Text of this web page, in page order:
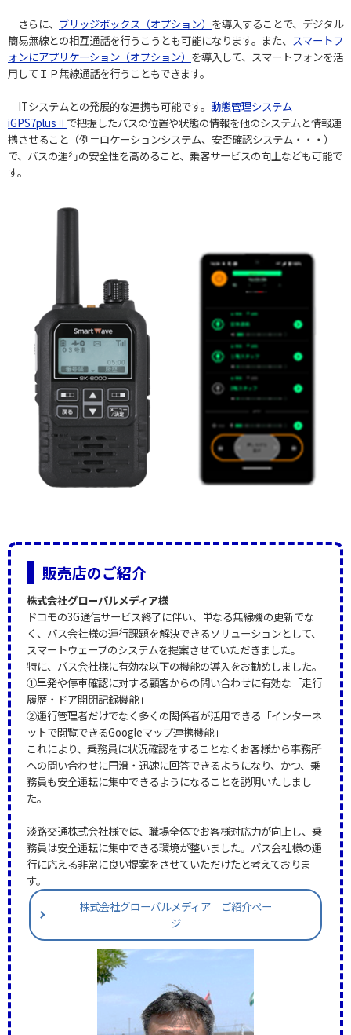
さらに、 ブリッジボックス（オプション） を導入することで、デジタル
簡易無線との相互通話を行うこうとも可能になります。また、 スマートフ
ォンにアプリケーション（オプション） を導入して、スマートフォンを活
用してＩＰ無線通話を行うこともできます。
ITシステムとの発展的な連携も可能です。 動態管理システム
iGPS7plusⅡ で把握したバスの位置や状態の情報を他のシステムと情報連
携させること（例＝ロケーションシステム、安否確認システム・・・）
で、バスの運行の安全性を高めること、乗客サービスの向上なども可能で
す。
販売店のご紹介
株式会社グローバルメディア様
ドコモの3G通信サービス終了に伴い、単なる無線機の更新でな
く、バス会社様の運行課題を解決できるソリューションとして、
スマートウェーブのシステムを提案させていただきました。
特に、バス会社様に有効な以下の機能の導入をお勧めしました。
①早発や停車確認に対する顧客からの問い合わせに有効な「走行
履歴・ドア開閉記録機能」
②運行管理者だけでなく多くの関係者が活用できる「インターネ
ットで閲覧できるGoogleマップ連携機能」
これにより、乗務員に状況確認をすることなくお客様から事務所
への問い合わせに円滑・迅速に回答できるようになり、かつ、乗
務員も安全運転に集中できるようになることを説明いたしまし
た。
淡路交通株式会社様では、職場全体でお客様対応力が向上し、乗
務員は安全運転に集中できる環境が整いました。バス会社様の運
行に応える非常に良い提案をさせていただけたと考えておりま
す。
株式会社グローバルメディア ご紹介ペー
ジ